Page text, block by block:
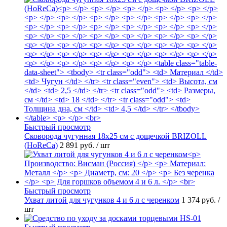
Быстрый просмотр
Сковорода чугунная 18х25 см с дощечкой BRIZOLL
(HoReCa) 2 891 руб. / шт
Быстрый просмотр
Ухват литой для чугунков 4 и 6 л с черенком 1 374 руб. /
шт